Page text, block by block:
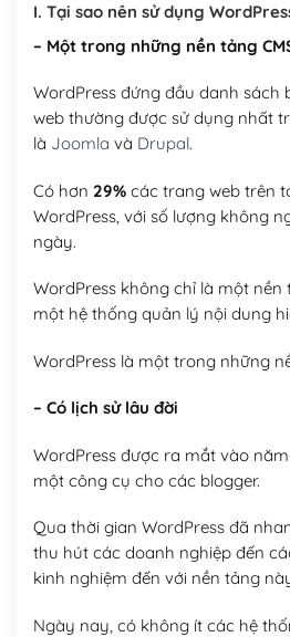
Hosting 8GB SSD (1 năm)
I. Tại sao nên sử dụng
– Một trong những nền tảng
WordPress đứng đầu danh sách
web thường được sử dụng nhất
là Joomla và Drupal.
Có hơn 29%các trang web trên
WordPress, với số lượng không
ngày.
WordPress không chỉ là một
một hệ thống quản lý nội dung
WordPress là một trong những
– Có lịch sử lâu đời
WordPress được ra mắt vào năm
một công cụ cho các blogger.
Qua thời gian WordPress đã
thu hút các doanh nghiệp đến
kinh nghiệm đến với nền tảng
Ngày nay, có không ít các hệ